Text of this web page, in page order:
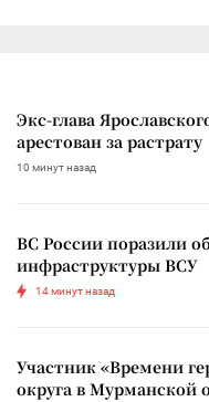
Экс-глава
арестован за растрату
10 минут назад
ВС России поразили
инфраструктуры ВСУ
14 минут назад
Участник «Времени
округа в Мурманской